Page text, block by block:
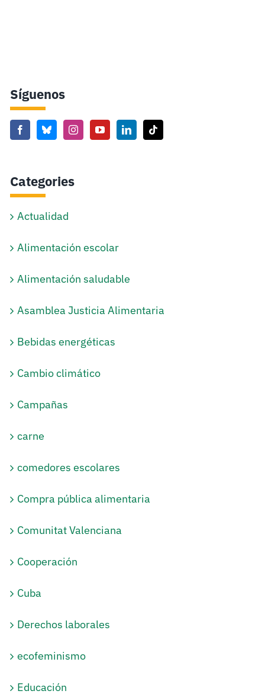
Síguenos
Categories
Actualidad
Alimentación escolar
Alimentación saludable
Asamblea Justicia Alimentaria
Bebidas energéticas
Cambio climático
Campañas
carne
comedores escolares
Compra pública alimentaria
Comunitat Valenciana
Cooperación
Cuba
Derechos laborales
ecofeminismo
Educación